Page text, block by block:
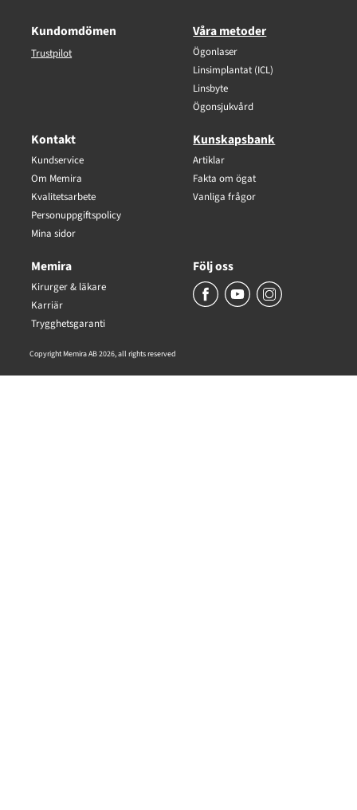
Kundomdömen
Trustpilot
Våra metoder
Ögonlaser
Linsimplantat (ICL)
Linsbyte
Ögonsjukvård
Kontakt
Kundservice
Om Memira
Kvalitetsarbete
Personuppgiftspolicy
Mina sidor
Kunskapsbank
Artiklar
Fakta om ögat
Vanliga frågor
Memira
Kirurger & läkare
Karriär
Trygghetsgaranti
Följ oss
Copyright Memira AB 2026, all rights reserved